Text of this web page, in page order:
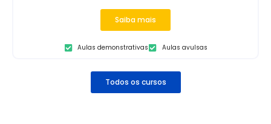
Saiba mais
Aulas demonstrativas Aulas avulsas
Todos os cursos